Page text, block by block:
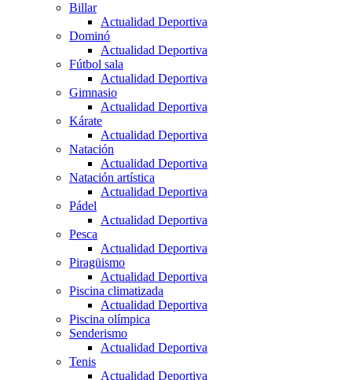
Billar
Actualidad Deportiva
Dominó
Actualidad Deportiva
Fútbol sala
Actualidad Deportiva
Gimnasio
Actualidad Deportiva
Kárate
Actualidad Deportiva
Natación
Actualidad Deportiva
Natación artística
Actualidad Deportiva
Pádel
Actualidad Deportiva
Pesca
Actualidad Deportiva
Piragüismo
Actualidad Deportiva
Piscina climatizada
Actualidad Deportiva
Piscina olímpica
Senderismo
Actualidad Deportiva
Tenis
Actualidad Deportiva